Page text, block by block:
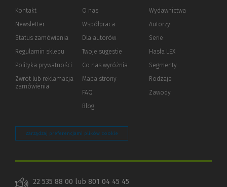
Kontakt
Newsletter
Status zamówienia
Regulamin sklepu
Polityka prywatności (Nowe
(Link
innej
Zwrot lub reklamacja
zamówienia
O nas
Współpraca
Dla autorów(Nowe
(Link
innej
strony)
Twoje sugestie
Co nas wyróżnia
Mapa strony
FAQ
Blog
Wydawnictwa
Autorzy
Serie
Hasła LEX
Segmenty
Rodzaje
Zawody
Zarządzaj preferencjami plików cookie
22 535 88 00 lub 801 04 45 45